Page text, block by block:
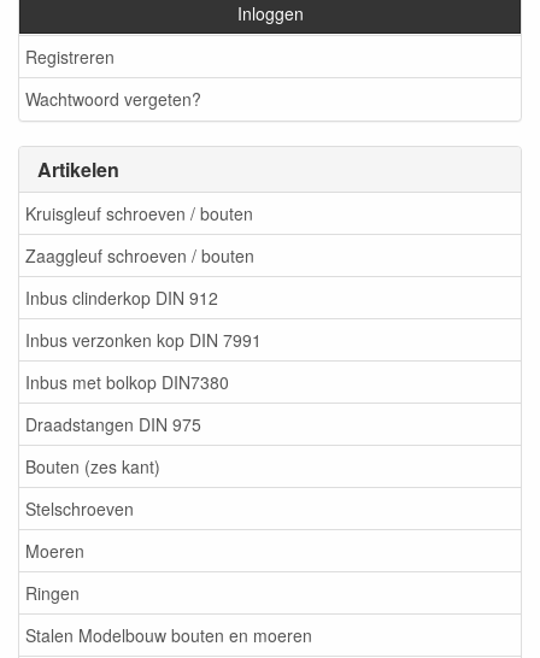
Inloggen
Registreren
Wachtwoord vergeten?
Artikelen
Kruisgleuf schroeven / bouten
Zaaggleuf schroeven / bouten
Inbus clinderkop DIN 912
Inbus verzonken kop DIN 7991
Inbus met bolkop DIN7380
Draadstangen DIN 975
Bouten (zes kant)
Stelschroeven
Moeren
Ringen
Stalen Modelbouw bouten en moeren